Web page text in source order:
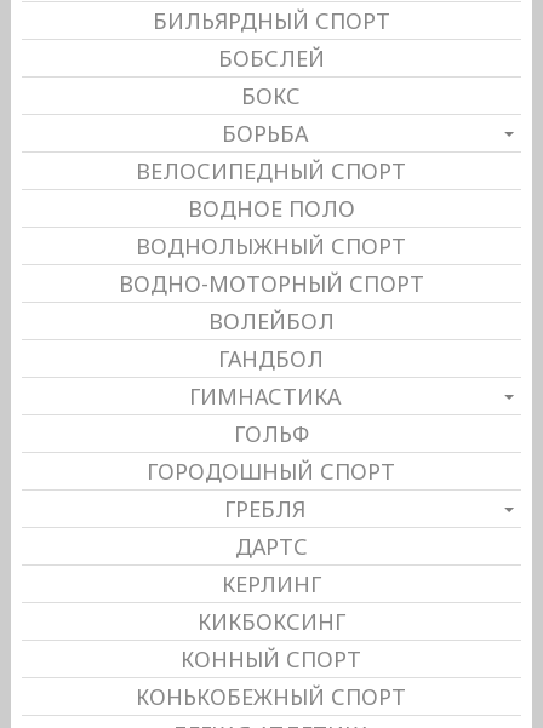
БИЛЬЯРДНЫЙ СПОРТ
БОБСЛЕЙ
БОКС
БОРЬБА
ВЕЛОСИПЕДНЫЙ СПОРТ
ВОДНОЕ ПОЛО
ВОДНОЛЫЖНЫЙ СПОРТ
ВОДНО-МОТОРНЫЙ СПОРТ
ВОЛЕЙБОЛ
ГАНДБОЛ
ГИМНАСТИКА
ГОЛЬФ
ГОРОДОШНЫЙ СПОРТ
ГРЕБЛЯ
ДАРТС
КЕРЛИНГ
КИКБОКСИНГ
КОННЫЙ СПОРТ
КОНЬКОБЕЖНЫЙ СПОРТ